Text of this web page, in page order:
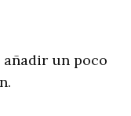
un poco